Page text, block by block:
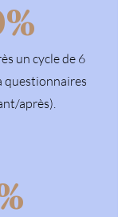
un cycle de 6
questionnaires
après).